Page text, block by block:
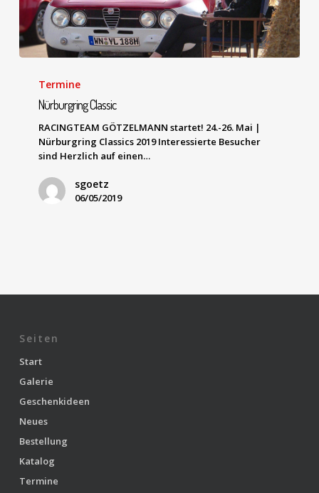
Termine
Nürburgring Classic
RACINGTEAM GÖTZELMANN startet! 24.-26. Mai |
Nürburgring Classics 2019 Interessierte Besucher
sind Herzlich auf einen…
sgoetz
06/05/2019
Seiten
Start
Galerie
Geschenkideen
Neues
Bestellung
Katalog
Termine